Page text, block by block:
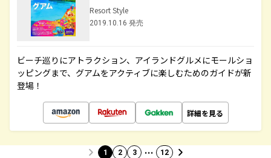
Resort Style
2019.10.16 発売
ビーチ巡りにアトラクション、アイランドグルメにモールショ
ッピングまで、グアムをアクティブに楽しむためのガイドが新
登場！
詳細を見る
1 2 3 … 12